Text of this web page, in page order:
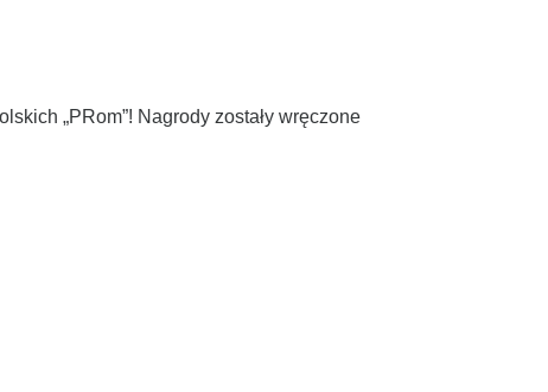
„PRom”! Nagrody zostały wręczone